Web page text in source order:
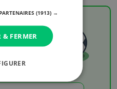
(1913) →
& FERMER